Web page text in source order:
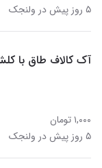
۵ روز پیش در ولنجک
آک کالاف طاق با
۱,۰۰۰ تومان
۵ روز پیش در ولنجک